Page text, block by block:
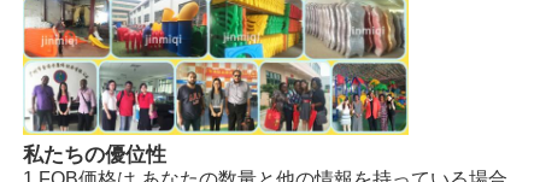
私たちの優位性